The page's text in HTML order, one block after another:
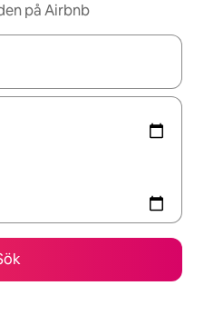
på Airbnb
du navigera med upp- och